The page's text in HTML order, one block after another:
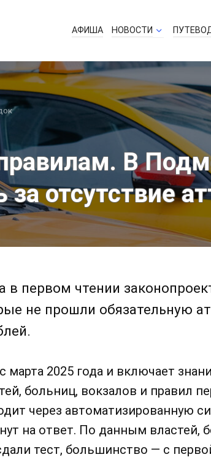
АФИША НОВОСТИ
В
отсутствие
в первом чтении
не прошли обязательную
марта 2025 года и включает
больниц, вокзалов и правил
через автоматизированную
на ответ. По данным властей,
тест, большинство — с